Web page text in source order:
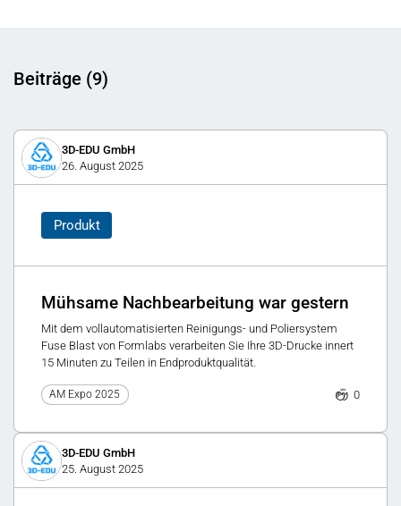
Beiträge (9)
3D-EDU GmbH
26. August 2025
Produkt
Mühsame Nachbearbeitung war gestern
Mit dem vollautomatisierten Reinigungs- und Poliersystem
Fuse Blast von Formlabs verarbeiten Sie Ihre 3D-Drucke innert
15 Minuten zu Teilen in Endproduktqualität.
AM Expo 2025 0
3D-EDU GmbH
25. August 2025